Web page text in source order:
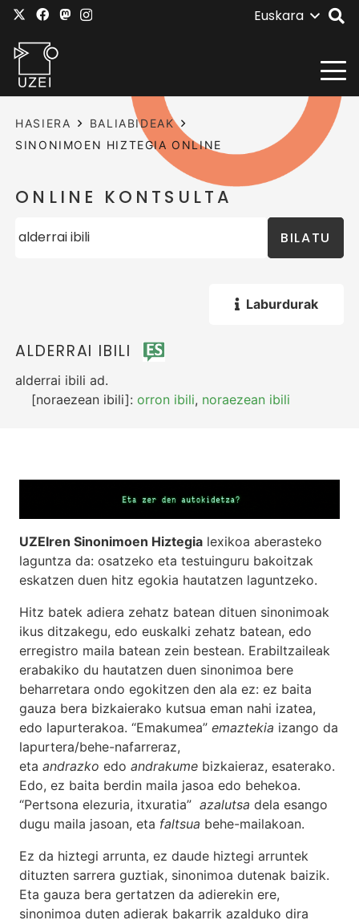
Euskara
HASIERA
BALIABIDEAK
SINONIMOEN HIZTEGIA ONLINE
ONLINE KONTSULTA
BILATU
Laburdurak
ALDERRAI IBILI
alderrai ibili ad.
[noraezean ibili]:orron ibili, noraezean ibili
UZEIren Sinonimoen Hiztegia lexikoa aberasteko
laguntza da: osatzeko eta testuinguru bakoitzak
eskatzen duen hitz egokia hautatzen laguntzeko.
Hitz batek adiera zehatz batean dituen sinonimoak
ikus ditzakegu, edo euskalki zehatz batean, edo
erregistro maila batean zein bestean. Erabiltzaileak
erabakiko du hautatzen duen sinonimoa bere
beharretara ondo egokitzen den ala ez: ez baita
gauza bera bizkaierako kutsua eman nahi izatea,
edo lapurterakoa. “Emakumea” emaztekia izango da
lapurtera/behe-nafarreraz,
eta andrazko edo andrakume bizkaieraz, esaterako.
Edo, ez baita berdin maila jasoa edo behekoa.
“Pertsona elezuria, itxuratia” azalutsa dela esango
dugu maila jasoan, eta faltsua behe-mailakoan.
Ez da hiztegi arrunta, ez daude hiztegi arruntek
dituzten sarrera guztiak, sinonimoa dutenak baizik.
Eta gauza bera gertatzen da adierekin ere,
sinonimoa duten adierak bakarrik azalduko dira